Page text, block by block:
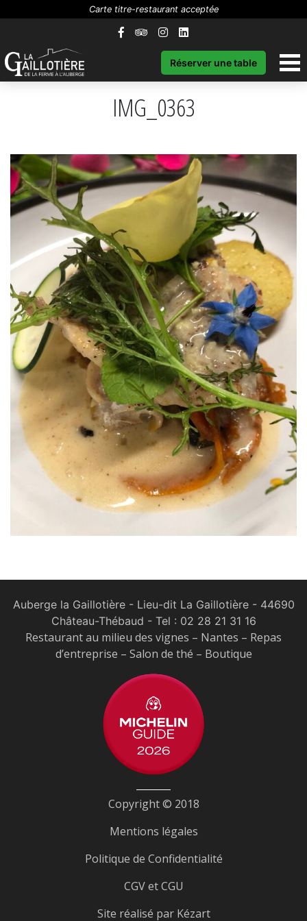
Carte titre-restaurant acceptée
Réserver une table
IMG_0363
Auberge la Gaillotière - Lieu-dit La Gaillotière - 44690
Château-Thébaud - Tel : 02 28 21 31 16
Restaurant au milieu des vignes – Nantes – Repas
d’entreprise – Salon de thé – Boutique
Copyright © 2018
Mentions légales
Politique de Confidentialité
CGV et CGU
Site réalisé par Kézart